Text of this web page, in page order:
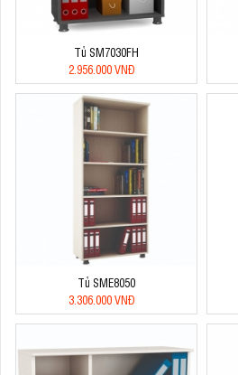
Tủ SM7030FH
2.956.000 VNĐ
Tủ SME8050
3.306.000 VNĐ